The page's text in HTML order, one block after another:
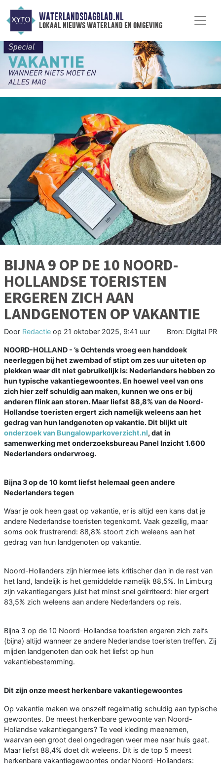
WATERLANDSDAGBLAD.NL
lokaal nieuws waterland en omgeving
BIJNA 9 OP DE 10 NOORD-
HOLLANDSE TOERISTEN
ERGEREN ZICH AAN
LANDGENOTEN OP VAKANTIE
Door Redactie op 21 oktober 2025, 9:41 uur Bron: Digital PR
NOORD-HOLLAND - ’s Ochtends vroeg een handdoek
neerleggen bij het zwembad of stipt om zes uur uiteten op
plekken waar dit niet gebruikelijk is: Nederlanders hebben zo
hun typische vakantiegewoontes. En hoewel veel van ons
zich hier zelf schuldig aan maken, kunnen we ons er bij
anderen flink aan storen. Maar liefst 88,8% van de Noord-
Hollandse toeristen ergert zich namelijk weleens aan het
gedrag van hun landgenoten op vakantie. Dit blijkt uit
onderzoek van Bungalowparkoverzicht.nl, dat in
samenwerking met onderzoeksbureau Panel Inzicht 1.600
Nederlanders ondervroeg.
Bijna 3 op de 10 komt liefst helemaal geen andere
Nederlanders tegen
Waar je ook heen gaat op vakantie, er is altijd een kans dat je
andere Nederlandse toeristen tegenkomt. Vaak gezellig, maar
soms ook frustrerend: 88,8% stoort zich weleens aan het
gedrag van hun landgenoten op vakantie.
Noord-Hollanders zijn hiermee iets kritischer dan in de rest van
het land, landelijk is het gemiddelde namelijk 88,5%. In Limburg
zijn vakantiegangers juist het minst snel geïrriteerd: hier ergert
83,5% zich weleens aan andere Nederlanders op reis.
Bijna 3 op de 10 Noord-Hollandse toeristen ergeren zich zelfs
(bijna) altijd wanneer ze andere Nederlandse toeristen treffen. Zij
mijden landgenoten dan ook het liefst op hun
vakantiebestemming.
Dit zijn onze meest herkenbare vakantiegewoontes
Op vakantie maken we onszelf regelmatig schuldig aan typische
gewoontes. De meest herkenbare gewoonte van Noord-
Hollandse vakantiegangers? Te veel kleding meenemen,
waarvan een groot deel ongedragen weer mee naar huis gaat.
Maar liefst 88,4% doet dit weleens. Dit is de top 5 meest
herkenbare vakantiegewoontes onder Noord-Hollanders: